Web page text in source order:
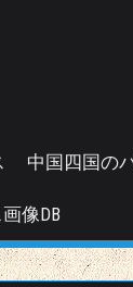
中国四国の
像DB